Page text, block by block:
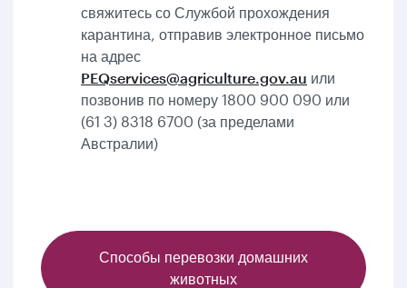
свяжитесь со Службой прохождения
карантина, отправив электронное письмо
на адрес
PEQservices@agriculture.gov.au или
позвонив по номеру 1800 900 090 или
(61 3) 8318 6700 (за пределами
Австралии)
Способы перевозки домашних
животных